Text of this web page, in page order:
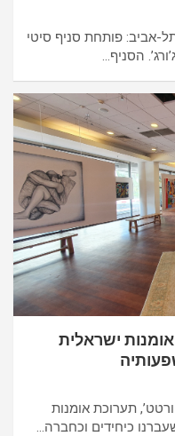
אביב: פותחת סניף סיטי
הסניף…
ישראלית
תערוכת אומנות
כיחידים וכחברה…